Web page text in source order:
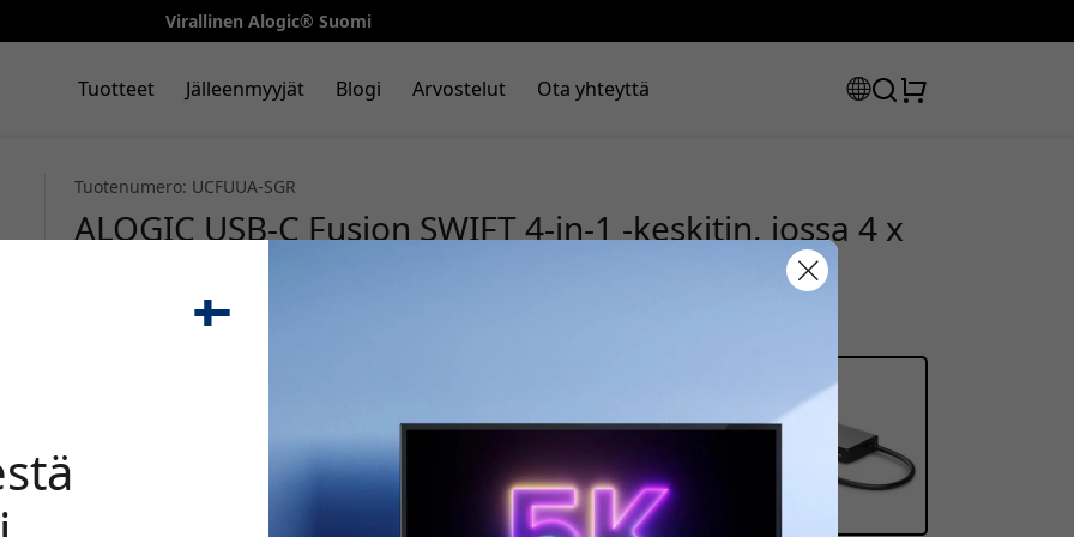
Virallinen Alogic® Suomi
Tuotteet Jälleenmyyjät Blogi Arvostelut Ota yhteyttä
Tuotenumero: UCFUUA-SGR
ALOGIC USB-C Fusion SWIFT 4-in-1 -keskitin, jossa 4 x
Chromebookille - Avaruuden harmaa
Käytä tätä koodia kassalla saadaksesi 8% alennuksen.